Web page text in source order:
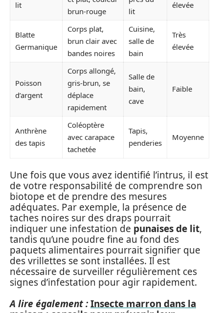
lit
brun-rouge
lit
élevée
Blatte
Germanique
Corps plat,
brun clair avec
bandes noires
Cuisine,
salle de
bain
Très
élevée
Poisson
d’argent
Corps allongé,
gris-brun, se
déplace
rapidement
Salle de
bain,
cave
Faible
Anthrène
des tapis
Coléoptère
avec carapace
tachetée
Tapis,
penderies
Moyenne
Une fois que vous avez identifié l’intrus, il est
de votre responsabilité de comprendre son
biotope et de prendre des mesures
adéquates. Par exemple, la présence de
taches noires sur des draps pourrait
indiquer une infestation de punaises de lit,
tandis qu’une poudre fine au fond des
paquets alimentaires pourrait signifier que
des vrillettes se sont installées. Il est
nécessaire de surveiller régulièrement ces
signes d’infestation pour agir rapidement.
A lire également :Insecte marron dans la